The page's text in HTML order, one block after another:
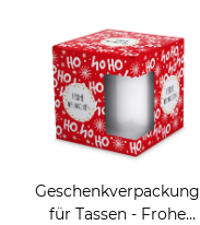
Geschenkverpackung
für Tassen - Frohe